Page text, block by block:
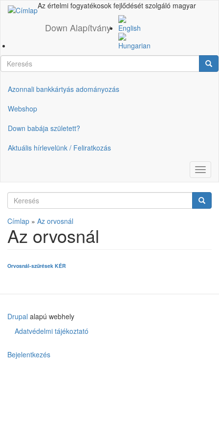
Ugrás
Az értelmi fogyatékosok fejlődését szolgáló magyar
Down Alapítvány
Keresés
Gyorslinkek
Azonnali bankkártyás adományozás
Webshop
Down babája született?
Aktuális hírlevelünk / Feliratkozás
Keresés
Címlap » Az orvosnál
Az orvosnál
Orvosnál-szűrések KÉR
Drupal alapú webhely
Lábléc
menü
Adatvédelmi tájékoztató
User
Bejelentkezés